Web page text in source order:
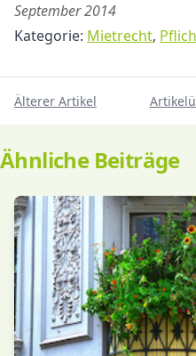
September 2014
Kategorie: Mietrecht,
Älterer Artikel
Ähnliche Beiträge